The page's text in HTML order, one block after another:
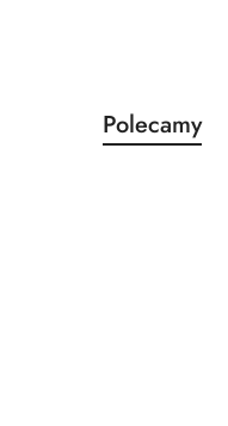
Pomiń karuzelę
Produkty
o
Polecamy